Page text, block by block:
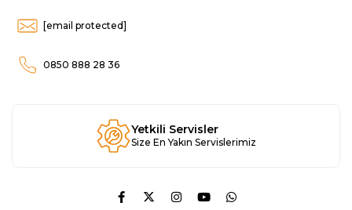
[email protected]
0850 888 28 36
Yetkili Servisler
Size En Yakın Servislerimiz